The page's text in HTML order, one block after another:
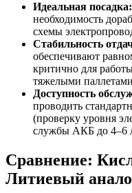
Идеальная посадка:
необходимость
схемы
Стабильность
обеспечивают
критично для
тяжелыми
Доступность
проводить
(проверку уровня
службы АКБ до 4–6
Сравнение:
Литиевый